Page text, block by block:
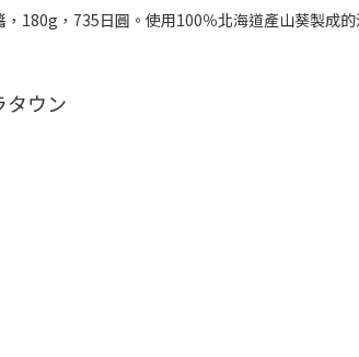
180g，735日圓。使用100％北海道產山葵製成
タウン